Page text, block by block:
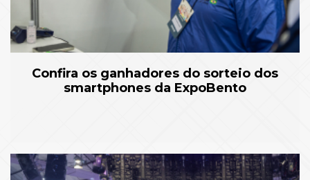
Confira os ganhadores do sorteio dos
smartphones da ExpoBento